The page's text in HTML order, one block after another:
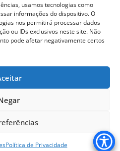
usamos tecnologias como
informações do dispositivo. O
nos permitirá processar dados
ou IDs exclusivos neste site. Não
pode afetar negativamente certos
Política de Privacidade
reservados.